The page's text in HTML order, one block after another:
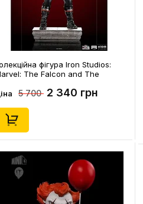
фігура Iron Studios:
The Falcon and The
5 700 2 340 грн